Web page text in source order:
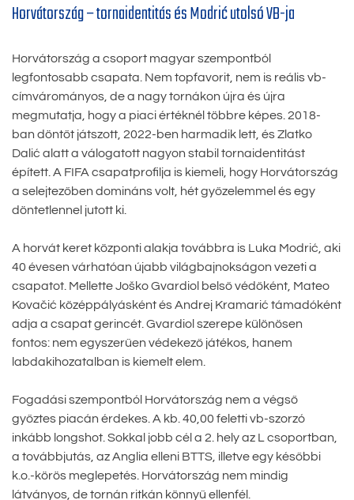
Horvátország – tornaidentitás és Modrić utolsó VB-ja
Horvátország a csoport magyar szempontból
legfontosabb csapata. Nem topfavorit, nem is reális vb-
címvárományos, de a nagy tornákon újra és újra
megmutatja, hogy a piaci értéknél többre képes. 2018-
ban döntőt játszott, 2022-ben harmadik lett, és Zlatko
Dalić alatt a válogatott nagyon stabil tornaidentitást
épített. A FIFA csapatprofilja is kiemeli, hogy Horvátország
a selejtezőben domináns volt, hét győzelemmel és egy
döntetlennel jutott ki.
A horvát keret központi alakja továbbra is Luka Modrić, aki
40 évesen várhatóan újabb világbajnokságon vezeti a
csapatot. Mellette Joško Gvardiol belső védőként, Mateo
Kovačić középpályásként és Andrej Kramarić támadóként
adja a csapat gerincét. Gvardiol szerepe különösen
fontos: nem egyszerűen védekező játékos, hanem
labdakihozatalban is kiemelt elem.
Fogadási szempontból Horvátország nem a végső
győztes piacán érdekes. A kb. 40,00 feletti vb-szorzó
inkább longshot. Sokkal jobb cél a 2. hely az L csoportban,
a továbbjutás, az Anglia elleni BTTS, illetve egy későbbi
k.o.-körös meglepetés. Horvátország nem mindig
látványos, de tornán ritkán könnyű ellenfél.